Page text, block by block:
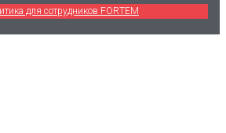
для сотрудников FORTEM